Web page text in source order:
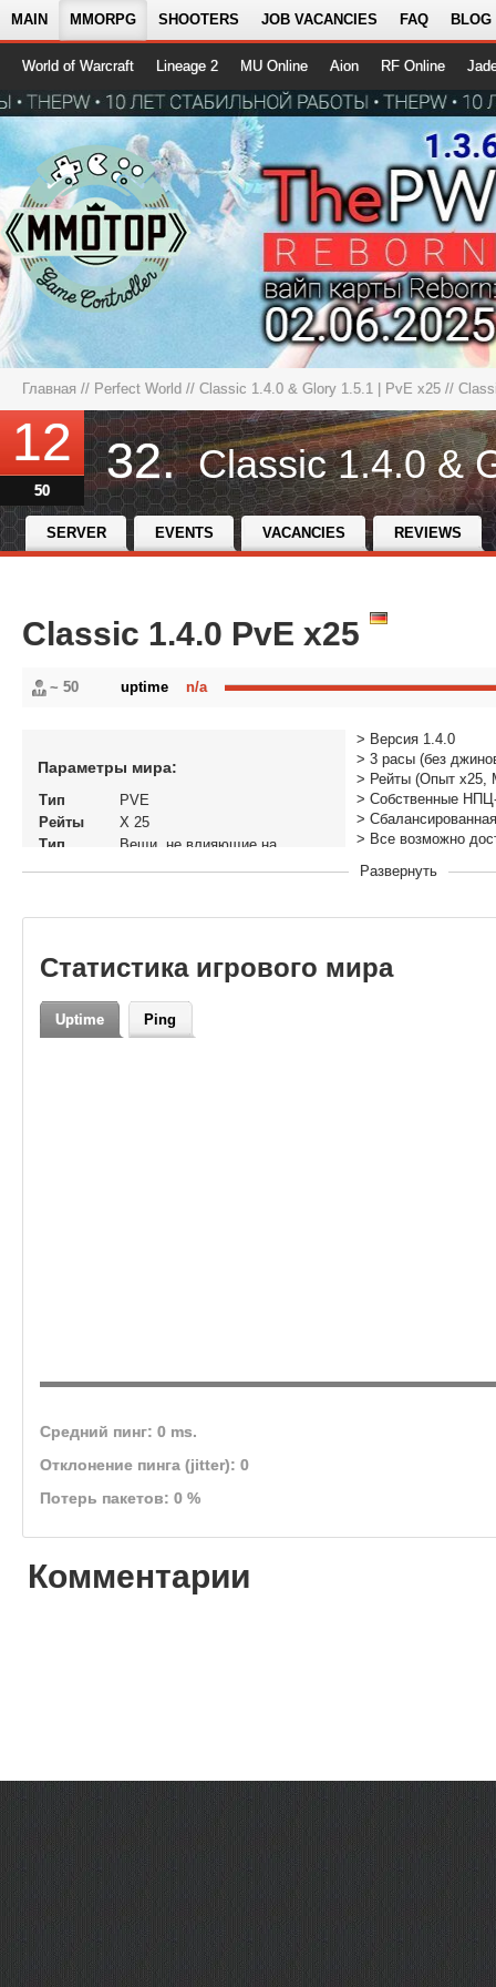
MAIN MMORPG SHOOTERS JOB VACANCIES FAQ BLOG
World of Warcraft Lineage 2 MU Online Aion RF Online
Главная // Perfect World // Classic 1.4.0 & Glory 1.5.1 | PvE x25 //
12
50
32.
SERVER EVENTS VACANCIES REVIEWS
Classic 1.4.0 PvE x25
~ 50 n/a
uptime
Параметры мира:
Тип
PVE
Рейты
X 25
Тип
Вещи, не влияющие на
кланов
классика, 1.3.4, 1.4.0
> Версия 1.4.0
> 3 расы (без
> Рейты (Опыт х25,
> Собственные
>
> Все возможно
> Отзывчивая
Развернуть
Статистика игрового мира
Uptime Ping
Средний пинг: 0 ms.
Отклонение пинга (jitter): 0
Потерь пакетов: 0 %
Комментарии